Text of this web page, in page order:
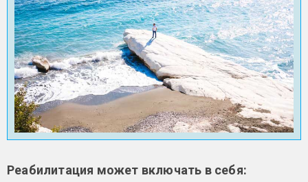
Реабилитация может включать в себя: